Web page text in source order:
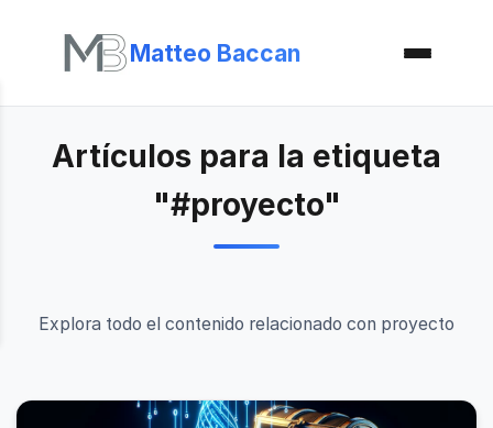
Matteo Baccan
Artículos para la etiqueta
"#proyecto"
Explora todo el contenido relacionado con proyecto